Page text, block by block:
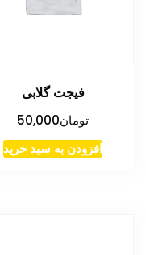
فیجت گلابی
تومان50,000
افزودن به سبد خرید